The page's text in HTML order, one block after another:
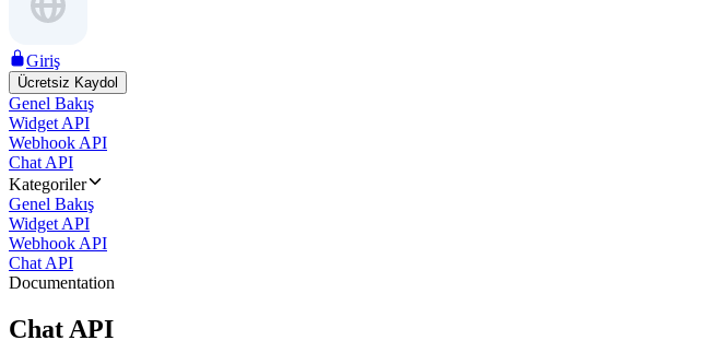
Giriş
Ücretsiz Kaydol
Genel Bakış
Widget API
Webhook API
Chat API
Kategoriler
Genel Bakış
Widget API
Webhook API
Chat API
Documentation
Chat API